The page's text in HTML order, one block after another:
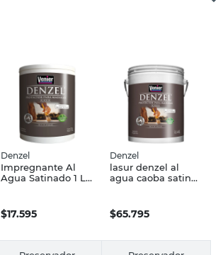
Denzel
Impregnante Al
Agua Satinado 1 Lt
$17.595
Denzel
lasur denzel al
agua caoba satin
$65.795